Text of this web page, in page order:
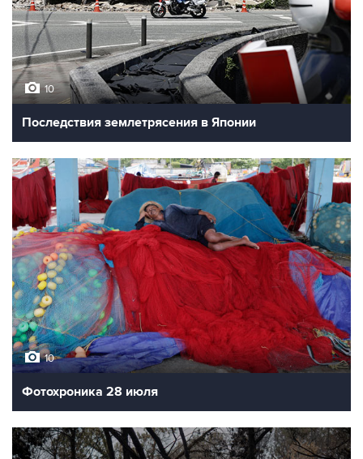
10
Последствия землетрясения в Японии
10
Фотохроника 28 июля